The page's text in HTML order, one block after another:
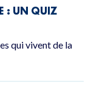
: UN QUIZ
qui vivent de la